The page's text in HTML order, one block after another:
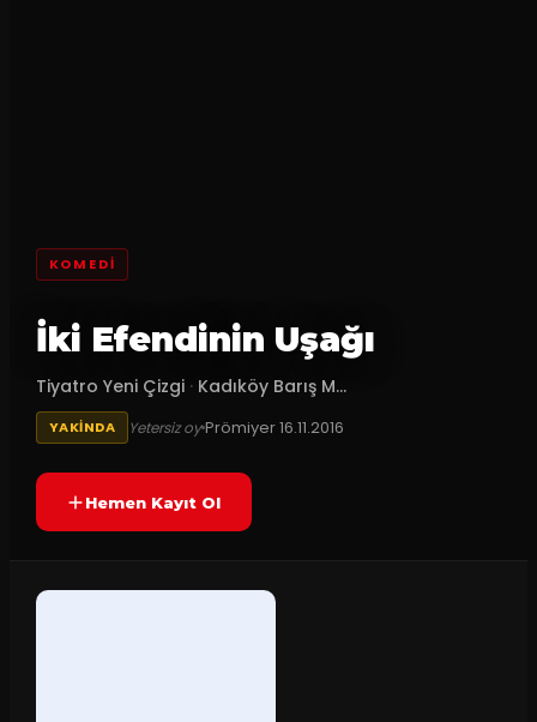
KOMEDI
İki Efendinin Uşağı
Tiyatro Yeni Çizgi · Kadıköy Barış M...
YAKINDA Yetersiz oyPrömiyer16.11.2016
Hemen Kayıt Ol